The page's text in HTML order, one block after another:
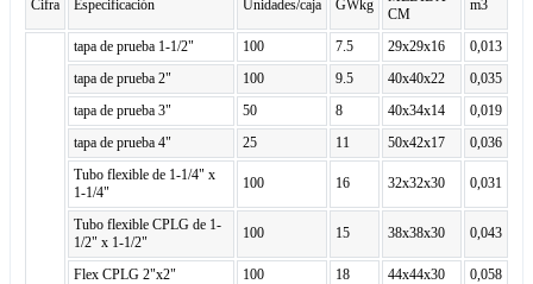
Cifra Especificación Unidades/caja GWkg
CM
m3
tapa de prueba 1-1/2" 100 7.5 29x29x16
0,013
tapa de prueba 2"
100 9.5 40x40x22
0,035
tapa de prueba 3"
50 8 40x34x14
0,019
tapa de prueba 4"
25 11 50x42x17
0,036
Tubo flexible de 1-1/4" x
1-1/4"
100 16 32x32x30 0,031
Tubo flexible CPLG de 1-
1/2" x 1-1/2"
100 15 38x38x30 0,043
Flex CPLG 2"x2" 100 18 44x44x30
0,058